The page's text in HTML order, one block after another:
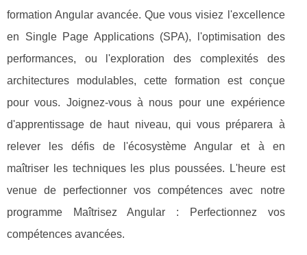
formation Angular avancée. Que vous visiez l'excellence
en Single Page Applications (SPA), l'optimisation des
performances, ou l'exploration des complexités des
architectures modulables, cette formation est conçue
pour vous. Joignez-vous à nous pour une expérience
d'apprentissage de haut niveau, qui vous préparera à
relever les défis de l'écosystème Angular et à en
maîtriser les techniques les plus poussées. L'heure est
venue de perfectionner vos compétences avec notre
programme Maîtrisez Angular : Perfectionnez vos
compétences avancées.